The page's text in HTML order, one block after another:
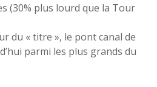
(30% plus lourd que la Tour
du « titre », le pont canal de
parmi les plus grands du